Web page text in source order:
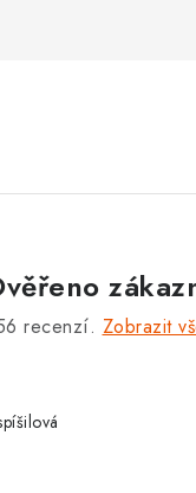
recenzí. Zobrazit